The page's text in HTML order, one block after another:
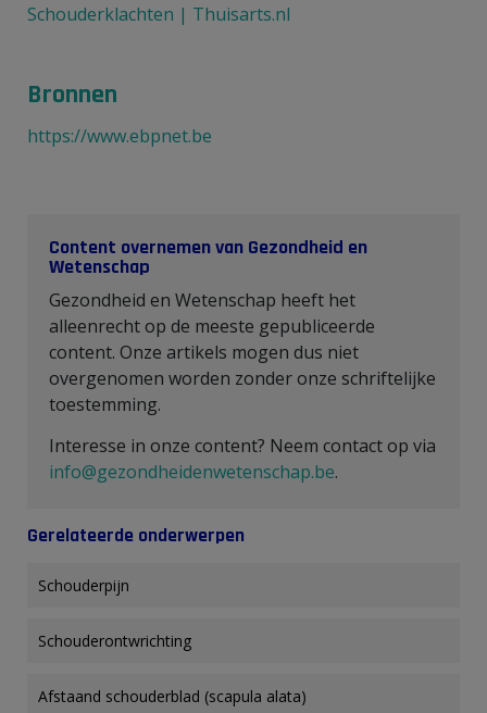
Schouderklachten | Thuisarts.nl
Bronnen
https://www.ebpnet.be
Content overnemen van Gezondheid en
Wetenschap
Gezondheid en Wetenschap heeft het
alleenrecht op de meeste gepubliceerde
content. Onze artikels mogen dus niet
overgenomen worden zonder onze schriftelijke
toestemming.
Interesse in onze content? Neem contact op via
info@gezondheidenwetenschap.be.
Gerelateerde onderwerpen
Schouderpijn
Schouderontwrichting
Afstaand schouderblad (scapula alata)